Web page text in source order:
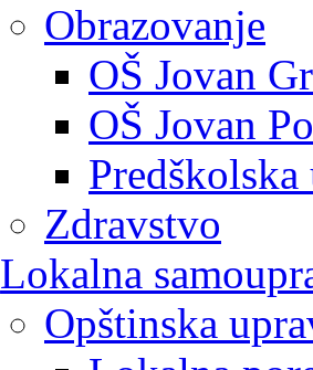
Obrazovanje
OŠ Jovan
OŠ Jovan
Predškolska
Zdravstvo
Lokalna
Opštinska